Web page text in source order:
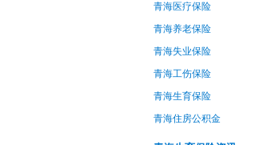
青海医疗保险
青海养老保险
青海失业保险
青海工伤保险
青海生育保险
青海住房公积金